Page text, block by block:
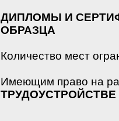
ДИПЛОМЫ И
ОБРАЗЦА
Количество мест
Имеющим право на
ТРУДОУСТРОЙСТВЕ